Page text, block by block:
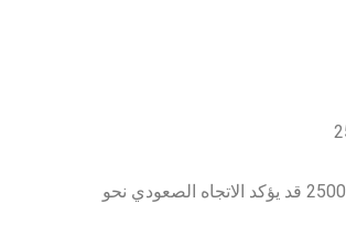
الثبات فوق 25000 قد يؤكد الاتجاه الصعودي نحو